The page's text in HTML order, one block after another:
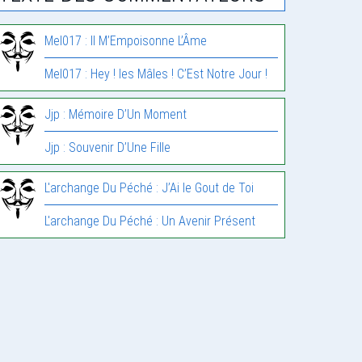
Mel017 : Il M’Empoisonne L’Âme
Mel017 : Hey ! les Mâles ! C’Est Notre Jour !
Jjp : Mémoire D’Un Moment
Jjp : Souvenir D’Une Fille
L'archange Du Péché : J’Ai le Gout de Toi
L'archange Du Péché : Un Avenir Présent